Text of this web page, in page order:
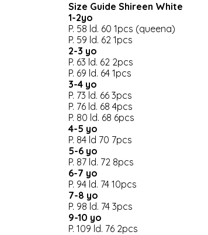
Size Guide Shireen White
1-2yo
P. 58 ld. 60 1pcs (queena)
P. 59 ld. 62 1pcs
2-3 yo
P. 63 ld. 62 2pcs
P. 69 ld. 64 1pcs
3-4 yo
P. 73 ld. 66 3pcs
P. 76 ld. 68 4pcs
P. 80 ld. 68 6pcs
4-5 yo
P. 84 ld 70 7pcs
5-6 yo
P. 87 ld. 72 8pcs
6-7 yo
P. 94 ld. 74 10pcs
7-8 yo
P. 98 ld. 74 3pcs
9-10 yo
P. 109 ld. 76 2pcs